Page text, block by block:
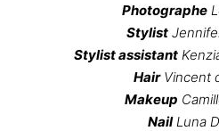
PhotographeL
StylistJ
Stylist assistantK
HairVincent
Makeup C
NailL una